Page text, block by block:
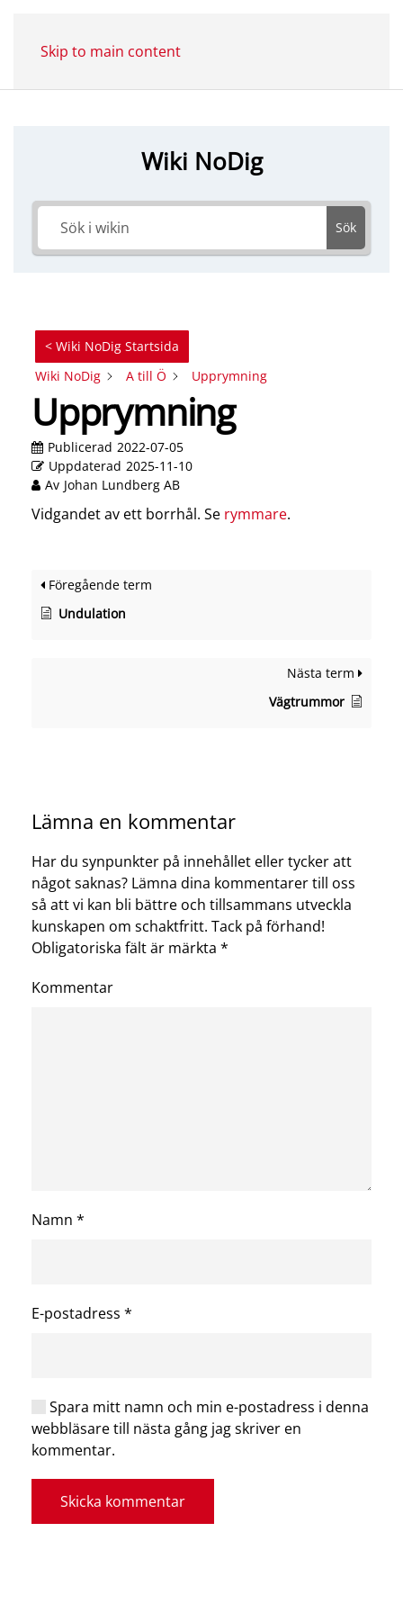
Skip to main content
Wiki NoDig
Sök
< Wiki NoDig Startsida
Wiki NoDig
A till Ö Upprymning
Upprymning
Publicerad 2022-07-05
Uppdaterad 2025-11-10
Av Johan Lundberg AB
Vidgandet av ett borrhål. Se rymmare.
Föregående term
Undulation
Nästa term
Vägtrummor
Lämna en kommentar
Har du synpunkter på innehållet eller tycker att
något saknas? Lämna dina kommentarer till oss
så att vi kan bli bättre och tillsammans utveckla
kunskapen om schaktfritt. Tack på förhand!
Obligatoriska fält är märkta *
Kommentar
Namn *
E-postadress *
Spara mitt namn och min e-postadress i denna
webbläsare till nästa gång jag skriver en
kommentar.
Skicka kommentar